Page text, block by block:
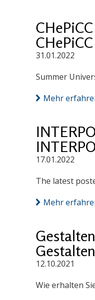
31.01.2022
Summer
Mehr
17.01.2022
The latest
Mehr
12.10.2021
Wie erhalten